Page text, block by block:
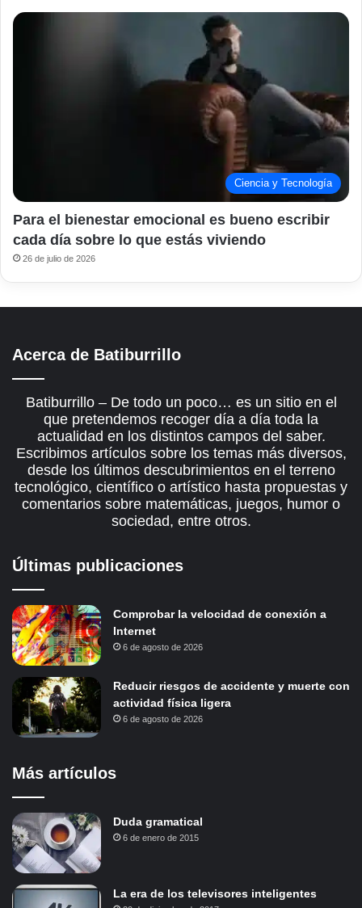
Ciencia y Tecnología
Para el bienestar emocional es bueno escribir
cada día sobre lo que estás viviendo
26 de julio de 2026
Acerca de Batiburrillo
Batiburrillo – De todo un poco… es un sitio en el
que pretendemos recoger día a día toda la
actualidad en los distintos campos del saber.
Escribimos artículos sobre los temas más diversos,
desde los últimos descubrimientos en el terreno
tecnológico, científico o artístico hasta propuestas y
comentarios sobre matemáticas, juegos, humor o
sociedad, entre otros.
Últimas publicaciones
Comprobar la velocidad de conexión a
Internet
6 de agosto de 2026
Reducir riesgos de accidente y muerte con
actividad física ligera
6 de agosto de 2026
Más artículos
Duda gramatical
6 de enero de 2015
La era de los televisores inteligentes